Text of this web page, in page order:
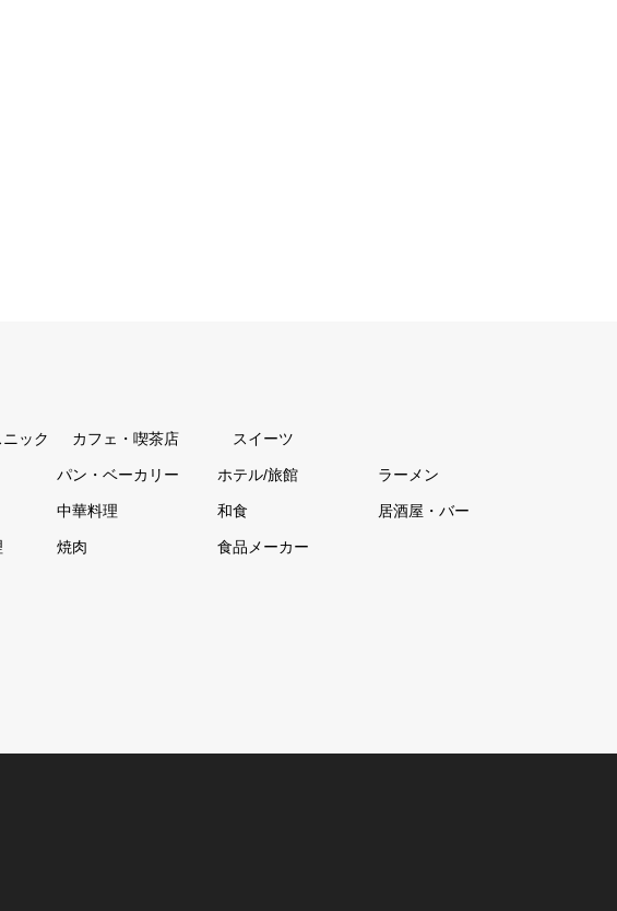
ック カフェ・喫茶店 スイーツ
パン・ベーカリー ホテル/旅館 ラーメン
中華料理 和食 居酒屋・バー
焼肉 食品メーカー